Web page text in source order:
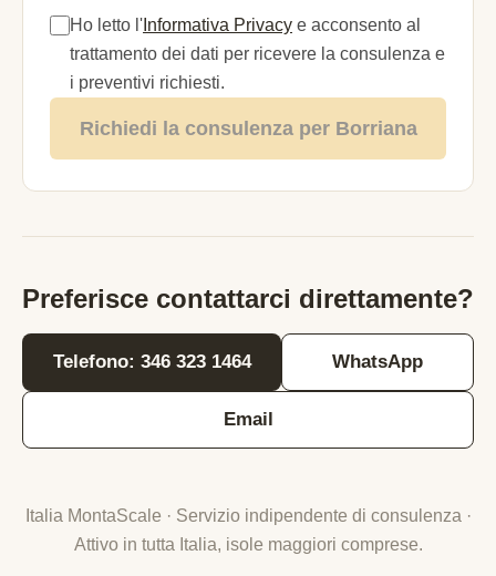
Ho letto l' Informativa Privacy e acconsento al
trattamento dei dati per ricevere la consulenza e
i preventivi richiesti.
Richiedi la consulenza per Borriana
Preferisce contattarci direttamente?
Telefono: 346 323 1464 WhatsApp
Email
Italia MontaScale · Servizio indipendente di consulenza ·
Attivo in tutta Italia, isole maggiori comprese.